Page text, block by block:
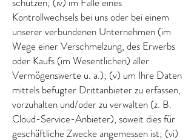
Kontrollwechsels bei uns oder bei einem
unserer verbundenen Unternehmen (im
Wege einer Verschmelzung, des Erwerbs
oder Kaufs (im Wesentlichen) aller
Vermögenswerte u. a.); (v) um Ihre Daten
mittels befugter Drittanbieter zu erfassen,
vorzuhalten und/oder zu verwalten (z. B.
Cloud-Service-Anbieter), soweit dies für
geschäftliche Zwecke angemessen ist; (vi)